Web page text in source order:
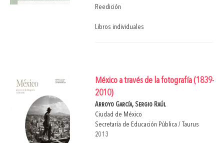
Reedición
Libros individuales
México a través de la fotografía (1839-
2010)
Arroyo García, Sergio Raúl
Ciudad de México
Secretaría de Educación Pública / Taurus
2013